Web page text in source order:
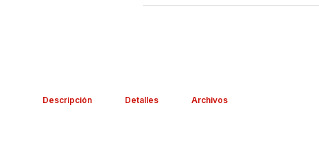
Descripción Detalles Archivos